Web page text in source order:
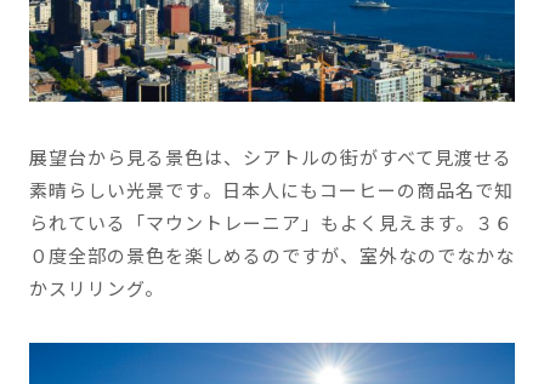
展望台から見る景色は、シアトルの街がすべて見渡せる
素晴らしい光景です。日本人にもコーヒーの商品名で知
られている「マウントレーニア」もよく見えます。３６
０度全部の景色を楽しめるのですが、室外なのでなかな
かスリリング。